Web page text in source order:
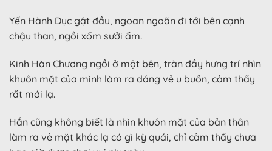
Yến Hành Dục gật đầu, ngoan ngoãn đi tới bên cạnh
chậu than, ngồi xổm sưởi ấm.
Kinh Hàn Chương ngồi ở một bên, tràn đầy hưng trí nhìn
khuôn mặt của mình làm ra dáng vẻ u buồn, cảm thấy
rất mới lạ.
Hắn cũng không biết là nhìn khuôn mặt của bản thân
làm ra vẻ mặt khác lạ có gì kỳ quái, chỉ cảm thấy chưa